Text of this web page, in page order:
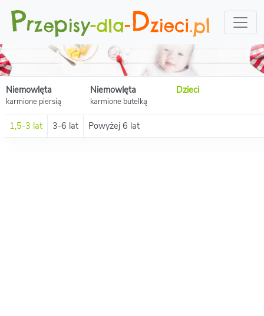
Niemowlęta
karmione piersią
Niemowlęta
karmione butelką
Dzieci
1,5-3 lat 3-6 lat Powyżej 6 lat